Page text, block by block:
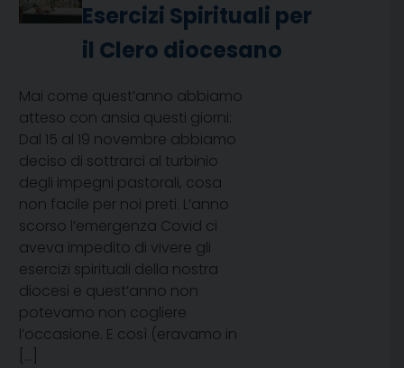
Esercizi Spirituali per
il Clero diocesano
Mai come quest’anno abbiamo
atteso con ansia questi giorni:
Dal 15 al 19 novembre abbiamo
deciso di sottrarci al turbinio
degli impegni pastorali, cosa
non facile per noi preti. L’anno
scorso l’emergenza Covid ci
aveva impedito di vivere gli
esercizi spirituali della nostra
diocesi e quest’anno non
potevamo non cogliere
l’occasione. E così (eravamo in
[…]